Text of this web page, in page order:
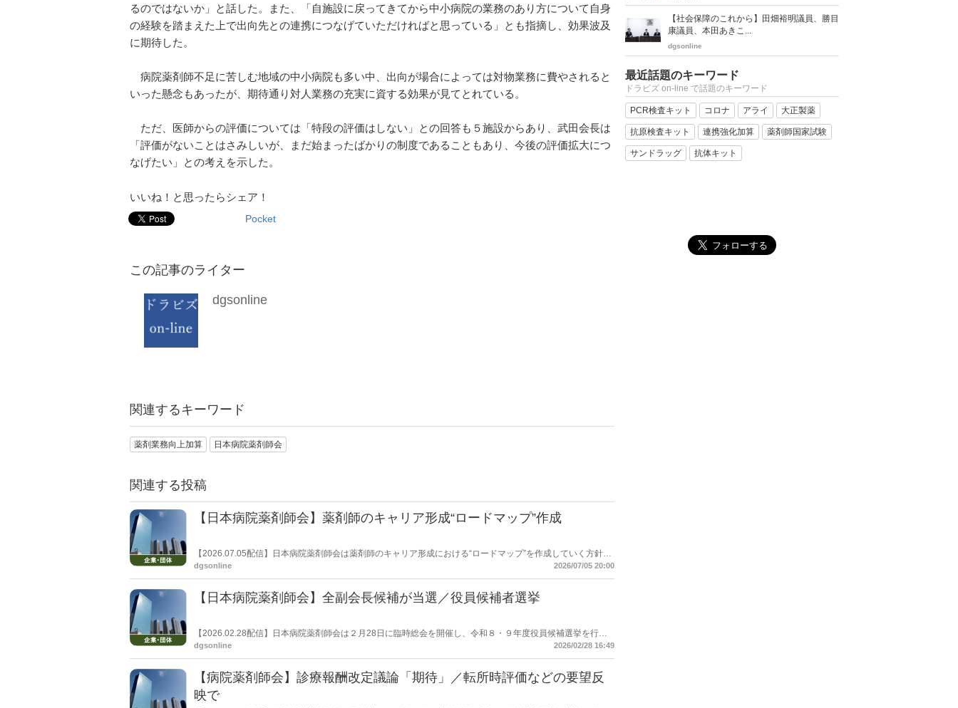
るのではないか」と話した。また、「自施設に戻ってきてから中小病院の業務のあり方について自身
の経験を踏まえた上で出向先との連携につなげていただければと思っている」とも指摘し、効果波及
に期待した。
病院薬剤師不足に苦しむ地域の中小病院も多い中、出向が場合によっては対物業務に費やされると
いった懸念もあったが、期待通り対人業務の充実に資する効果が見てとれている。
ただ、医師からの評価については「特段の評価はしない」との回答も５施設からあり、武田会長は
「評価がないことはさみしいが、まだ始まったばかりの制度であることもあり、今後の評価拡大につ
なげたい」との考えを示した。
いいね！と思ったらシェア！
Pocket
この記事のライター
dgsonline
関連するキーワード
薬剤業務向上加算 日本病院薬剤師会
関連する投稿
【日本病院薬剤師会】薬剤師のキャリア形成“ロードマップ”作成
【2026.07.05配信】日本病院薬剤師会は薬剤師のキャリア形成における“ロードマップ”を作成していく方針を
示した。６月20日に開かれた総会で武田泰生会長が会長演述の中で示した。
dgsonline 2026/07/05 20:00
【日本病院薬剤師会】全副会長候補が当選／役員候補者選挙
【2026.02.28配信】日本病院薬剤師会は２月28日に臨時総会を開催し、令和８・９年度役員候補選挙を行っ
た。現任会長のほか、現任副会長も全員が当選した。正式には６月の通常総会での承認をもって就任となる。
dgsonline 2026/02/28 16:49
【病院薬剤師会】診療報酬改定議論「期待」／転所時評価などの要望反
映で
【社会保障のこれから】田畑裕明議員、勝目
康議員、本田あきこ...
dgsonline
最近話題のキーワード
ドラビズ on-line で話題のキーワード
PCR検査キット コロナ アライ 大正製薬
抗原検査キット 連携強化加算 薬剤師国家試験
サンドラッグ 抗体キット